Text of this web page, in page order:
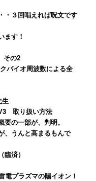
・３回唱えれば呪文です
ます！
その2
バイオ周波数による全
生
取り扱い方法
の一部が、判明。
、うんと高まるもんで
済）
プラズマの陽イオン！